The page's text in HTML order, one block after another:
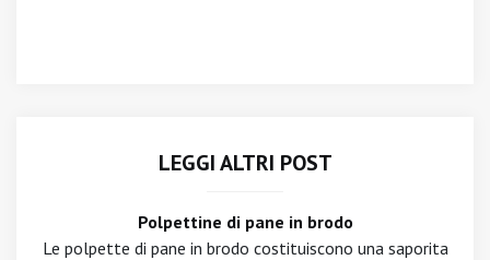
LEGGI ALTRI POST
Polpettine di pane in brodo
Le polpette di pane in brodo costituiscono una saporita